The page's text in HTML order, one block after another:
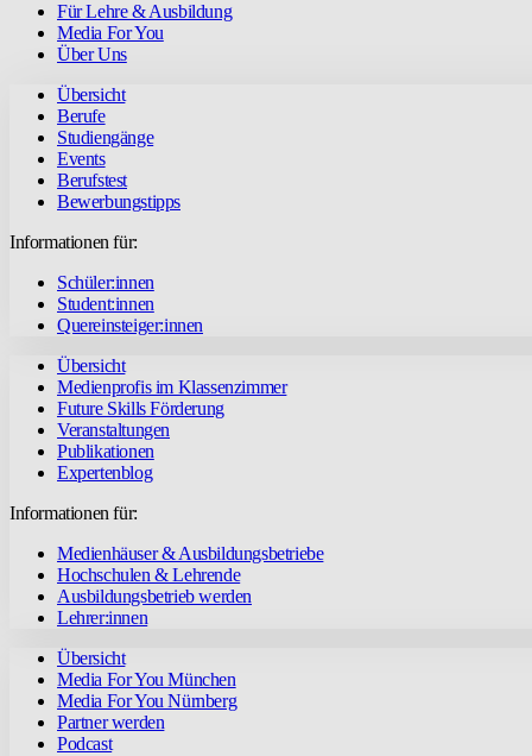
Für Lehre & Ausbildung
Media For You
Über Uns
Übersicht
Berufe
Studiengänge
Events
Berufstest
Bewerbungstipps
Informationen für:
Schüler:innen
Student:innen
Quereinsteiger:innen
Übersicht
Medienprofis im Klassenzimmer
Future Skills Förderung
Veranstaltungen
Publikationen
Expertenblog
Informationen für:
Medienhäuser & Ausbildungsbetriebe
Hochschulen & Lehrende
Ausbildungsbetrieb werden
Lehrer:innen
Übersicht
Media For You München
Media For You Nürnberg
Partner werden
Podcast